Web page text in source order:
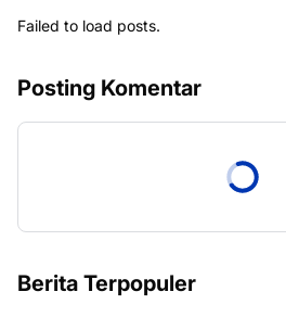
Failed to load posts.
Posting Komentar
Berita Terpopuler